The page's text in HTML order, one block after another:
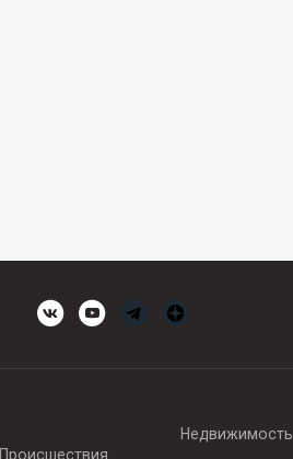
Происшествия
Недвижимость